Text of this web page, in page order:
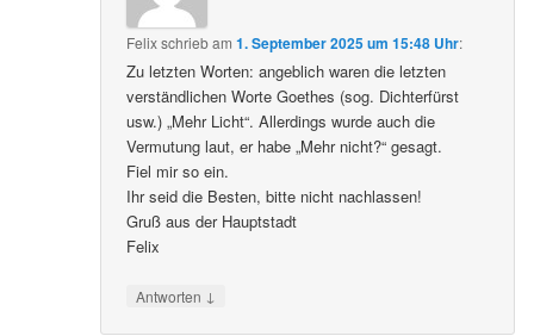
Felixschriebam1. September 2025 um 15:48 Uhr:
Zu letzten Worten: angeblich waren die letzten
verständlichen Worte Goethes (sog. Dichterfürst
usw.) „Mehr Licht“. Allerdings wurde auch die
Vermutung laut, er habe „Mehr nicht?“ gesagt.
Fiel mir so ein.
Ihr seid die Besten, bitte nicht nachlassen!
Gruß aus der Hauptstadt
Felix
Antworten ↓